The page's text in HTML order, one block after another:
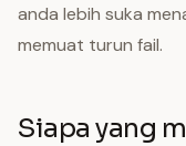
anda lebih suka
memuat turun fail.
Siapa yang